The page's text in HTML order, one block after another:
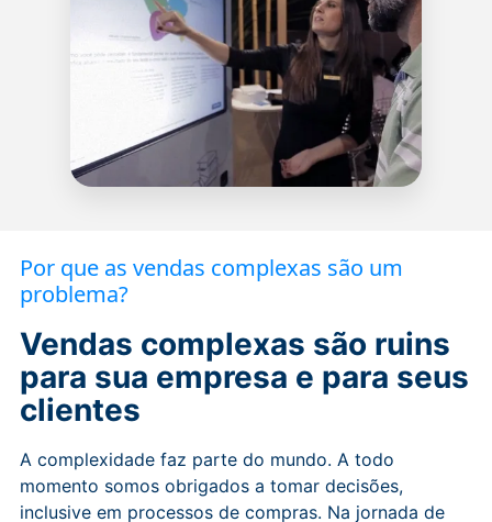
Por que as vendas complexas são um
problema?
Vendas complexas são ruins
para sua empresa e para seus
clientes
A complexidade faz parte do mundo. A todo
momento somos obrigados a tomar decisões,
inclusive em processos de compras. Na jornada de